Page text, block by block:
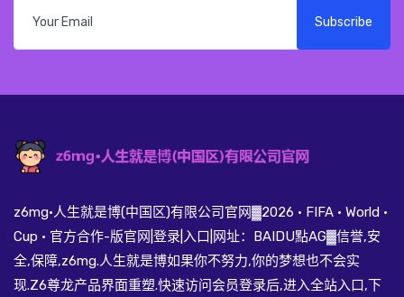
Subscribe
z6mg·人生就是博(中国区)有限公司官网▓2026 · FIFA · World ·
Cup · 官方合作-版官网|登录|入口|网址：BAIDU點AG▓信誉,安
全,保障,z6mg.人生就是博如果你不努力,你的梦想也不会实
现.Z6尊龙产品界面重塑.快速访问会员登录后,进入全站入口,下